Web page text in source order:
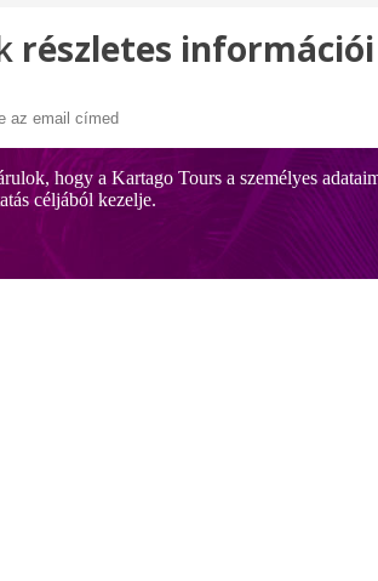
részletes információi
hogy a Kartago Tours a személyes
céljából kezelje.